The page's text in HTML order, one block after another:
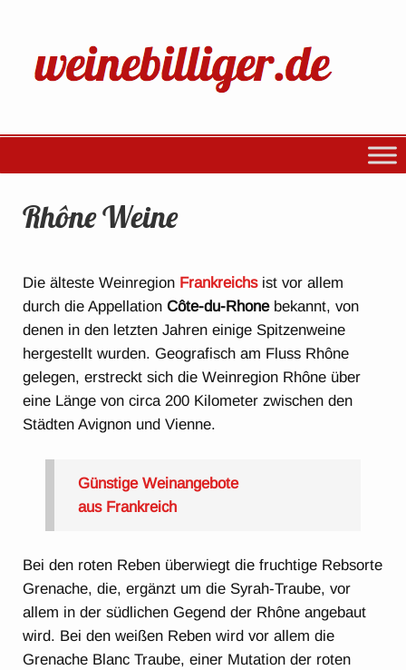
Rhône Weine
Die älteste Weinregion Frankreichsist vor allem
durch die AppellationCôte-du-Rhonebekannt, von
denen in den letzten Jahren einige Spitzenweine
hergestellt wurden. Geografisch am Fluss Rhône
gelegen, erstreckt sich die Weinregion Rhône über
eine Länge von circa 200 Kilometer zwischen den
Städten Avignon und Vienne.
Günstige Weinangebote
aus Frankreich
Bei den roten Reben überwiegt die fruchtige Rebsorte
Grenache, die, ergänzt um die Syrah-Traube, vor
allem in der südlichen Gegend der Rhône angebaut
wird. Bei den weißen Reben wird vor allem die
Grenache Blanc Traube, einer Mutation der roten